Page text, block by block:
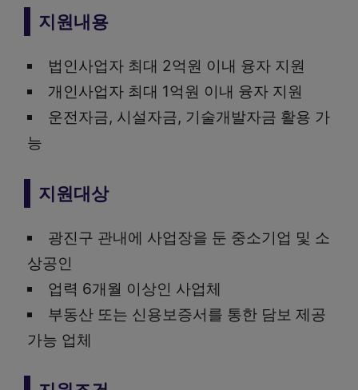
지원내용
법인사업자 최대 2억원 이내 융자 지원
개인사업자 최대 1억원 이내 융자 지원
운전자금, 시설자금, 기술개발자금 활용 가
능
지원대상
광진구 관내에 사업장을 둔 중소기업 및 소
상공인
업력 6개월 이상인 사업체
부동산 또는 신용보증서를 통한 담보 제공
가능 업체